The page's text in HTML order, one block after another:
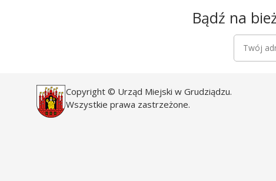
Bądź na
Newsletter
Twój
Copyright © Urząd Miejski w Grudziądzu.
Wszystkie prawa zastrzeżone.